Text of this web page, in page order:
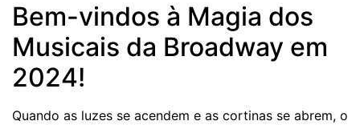
Bem-vindos à Magia dos
Musicais da Broadway em
2024!
Quando as luzes se acendem e as cortinas se abrem, o